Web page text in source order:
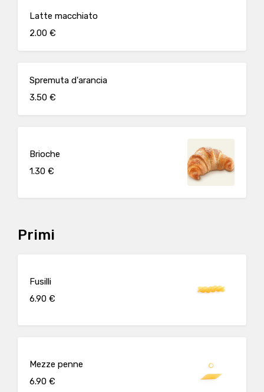
Latte macchiato
2.00 €
Spremuta d'arancia
3.50 €
Brioche
1.30 €
Primi
Fusilli
6.90 €
Mezze penne
6.90 €